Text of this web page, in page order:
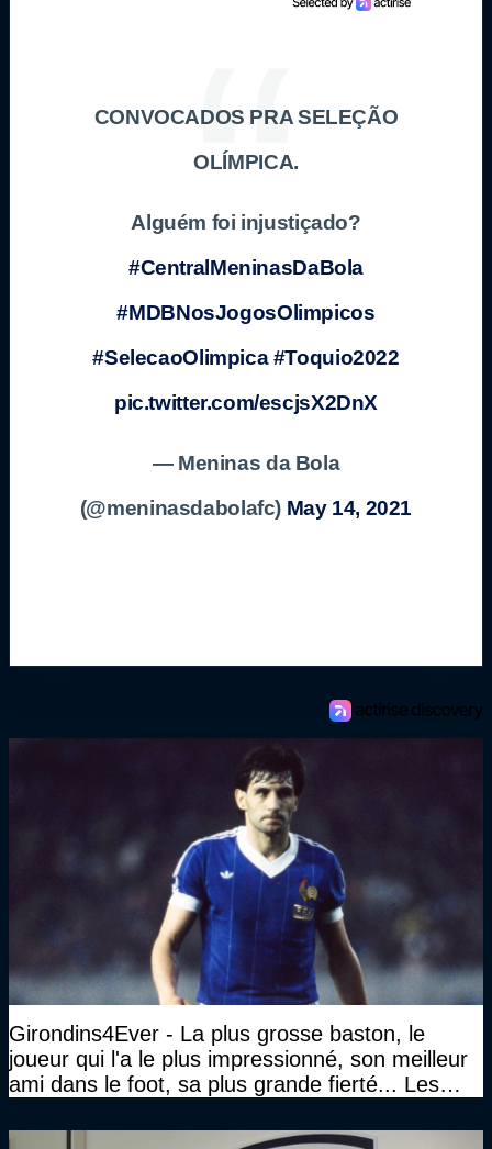
CONVOCADOS PRA SELEÇÃO
OLÍMPICA.
Alguém foi injustiçado?
#CentralMeninasDaBola
#MDBNosJogosOlimpicos
#SelecaoOlimpica #Toquio2022
pic.twitter.com/escjsX2DnX
— Meninas da Bola
(@meninasdabolafc) May 14, 2021
Girondins4Ever - La plus grosse baston, le
joueur qui l'a le plus impressionné, son meilleur
ami dans le foot, sa plus grande fierté... Les